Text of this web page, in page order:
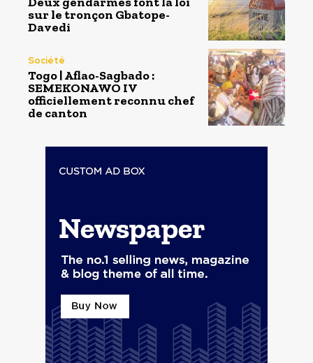
sur le tronçon Gbatope-
Davedi
Société
Togo | Aflao-Sagbado :
SEMEKONAWO IV
officiellement reconnu chef
de canton